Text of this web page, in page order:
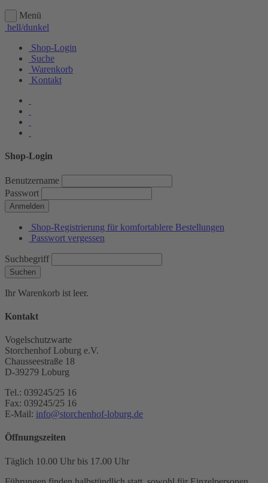
Menü
hell/dunkel
Shop-Login
Suche
Warenkorb
Kontakt
Shop-Login
Benutzername
Passwort
Anmelden
Shop-Registrierung für komfortablere Bestellungen
Passwort vergessen
Suchbegriff
Suchen
Ihr Warenkorb ist leer.
Kontakt
Vogelschutzwarte
Storchenhof Loburg e.V.
Chausseestraße 18
D-39279 Loburg
Tel.: 039245/25 16
Fax: 039245/25 16
E-Mail: info@storchenhof-loburg.de
Öffnungszeiten
Täglich 10.00 Uhr bis 17.00 Uhr